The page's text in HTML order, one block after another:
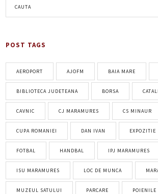
POST TAGS
AEROPORT AJOFM BAIA MARE
BIBLIOTECA JUDETEANA BORSA
CAVNIC CJ MARAMURES CS MINAUR
CUPA ROMANIEI DAN IVAN EXPOZITIE
FOTBAL HANDBAL IPJ MARAMURES
ISU MARAMURES LOC DE MUNCA
MUZEUL SATULUI PARCARE